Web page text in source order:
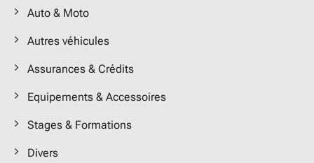
Auto & Moto
Autres véhicules
Assurances & Crédits
Equipements & Accessoires
Stages & Formations
Divers